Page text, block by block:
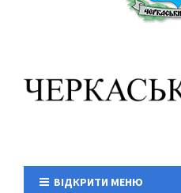
ВІДКРИТИ МЕНЮ